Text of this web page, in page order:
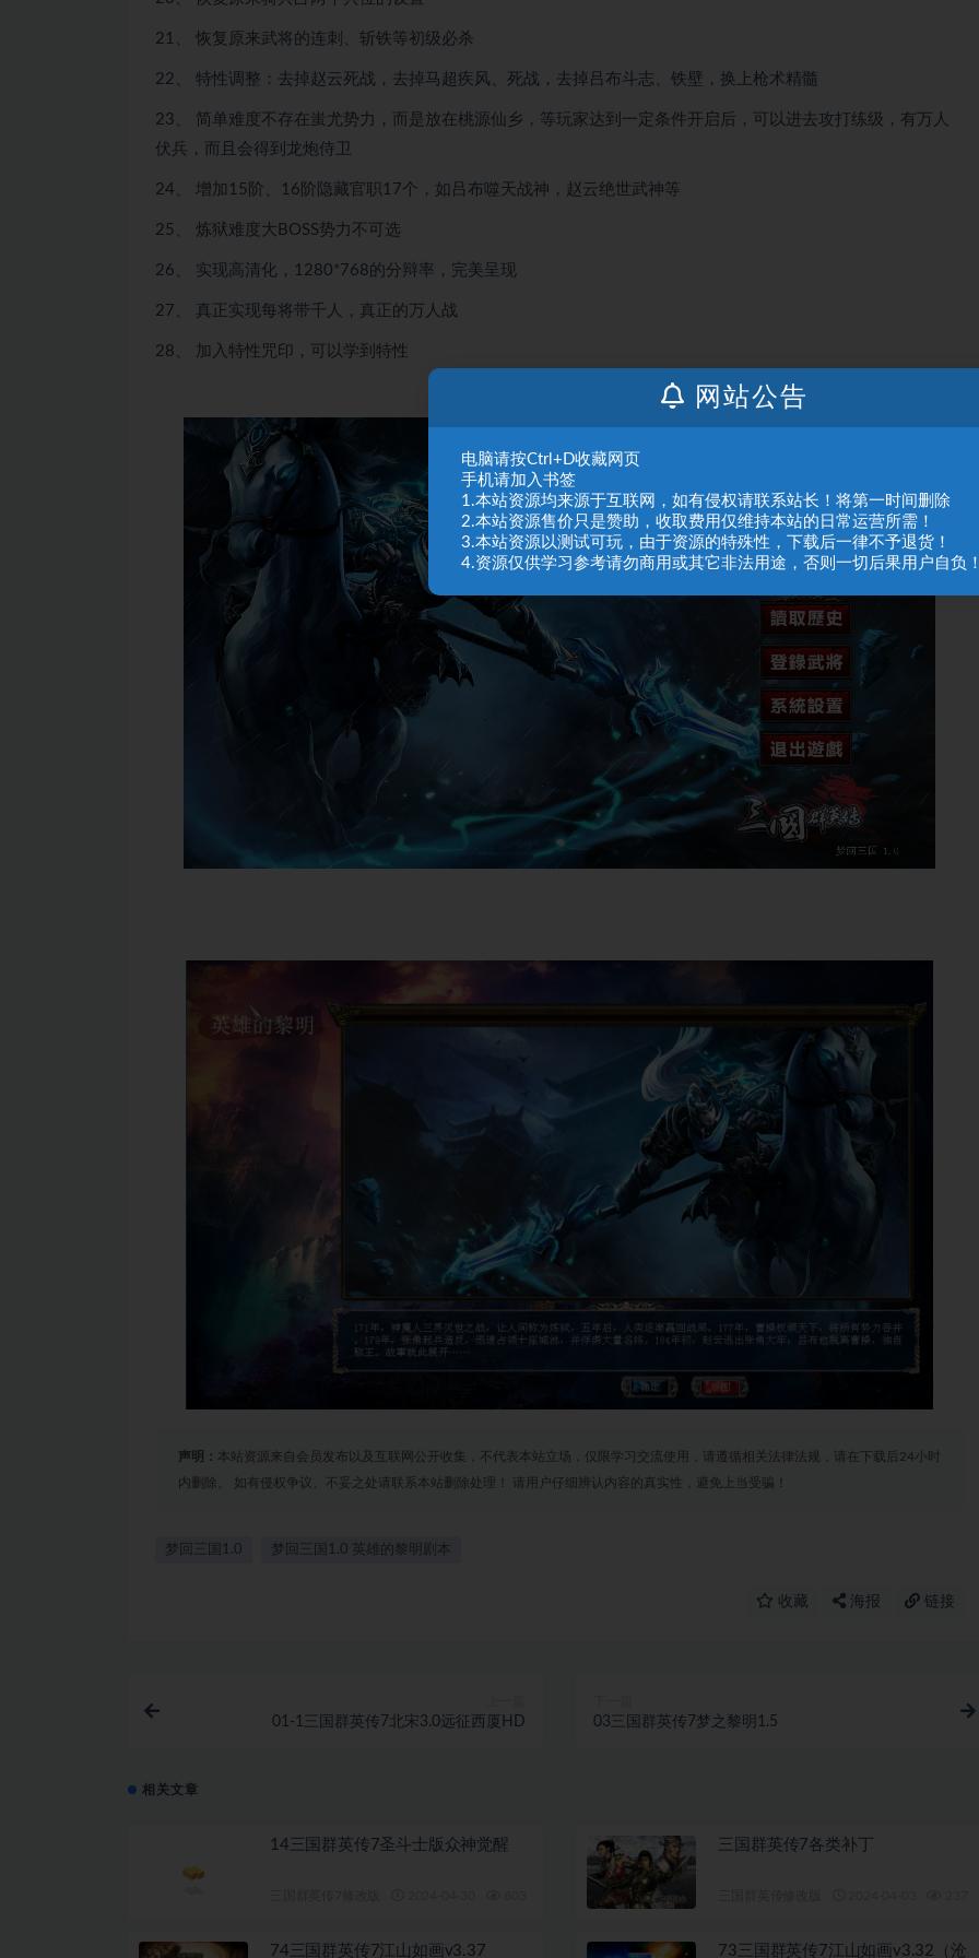
21、 恢复原来武将的连刺、斩铁等初级必杀
22、 特性调整：去掉赵云死战，去掉马超疾风、死战，去掉吕布斗志、铁壁，换上枪术精髓
23、 简单难度不存在蚩尤势力，而是放在桃源仙乡，等玩家达到一定条件开启后，可以进去攻打练级，有万人
伏兵，而且会得到龙炮侍卫
24、 增加15阶、16阶隐藏官职17个，如吕布噬天战神，赵云绝世武神等
25、 炼狱难度大BOSS势力不可选
26、 实现高清化，1280*768的分辩率，完美呈现
27、 真正实现每将带千人，真正的万人战
28、 加入特性咒印，可以学到特性
声明： 本站资源来自会员发布以及互联网公开收集，不代表本站立场，仅限学习交流使用，请遵循相关法律法规，请在下载后24小时
内删除。 如有侵权争议、不妥之处请联系本站删除处理！ 请用户仔细辨认内容的真实性，避免上当受骗！
梦回三国1.0 梦回三国1.0 英雄的黎明剧本
收藏 海报 链接
01-1三国群英传7北宋3.0远征西厦HD 03三国群英传7梦之黎明1.5
相关文章
14三国群英传7圣斗士版众神觉醒 三国群英传7各类补丁
74三国群英传7江山如画v3.37 73三国群英传7江山如画v3.32（沧
网站公告
电脑请按Ctrl+D收藏网页
手机请加入书签
1.本站资源均来源于互联网，如有侵权请联系站长！将第一时间删除
2.本站资源售价只是赞助，收取费用仅维持本站的日常运营所需！
3.本站资源以测试可玩，由于资源的特殊性，下载后一律不予退货！
4.资源仅供学习参考请勿商用或其它非法用途，否则一切后果用户自负